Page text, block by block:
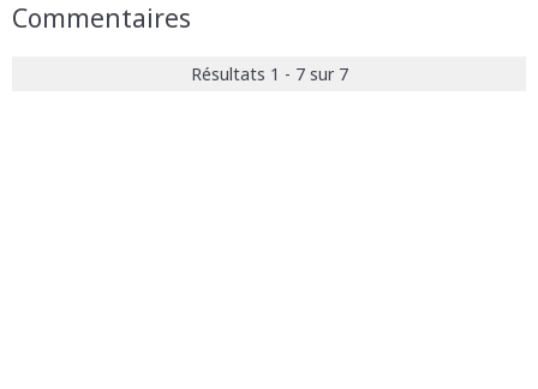
Commentaires
Résultats 1 - 7 sur 7